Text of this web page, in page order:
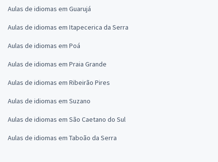
Aulas de idiomas em Guarujá
Aulas de idiomas em Itapecerica da Serra
Aulas de idiomas em Poá
Aulas de idiomas em Praia Grande
Aulas de idiomas em Ribeirão Pires
Aulas de idiomas em Suzano
Aulas de idiomas em São Caetano do Sul
Aulas de idiomas em Taboão da Serra